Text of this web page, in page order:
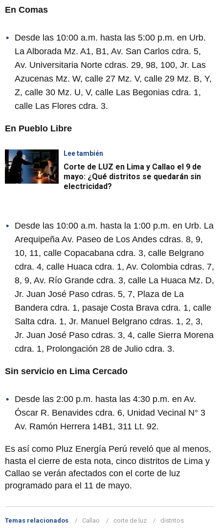
En Comas
Desde las 10:00 a.m. hasta las 5:00 p.m. en Urb.
La Alborada Mz. A1, B1, Av. San Carlos cdra. 5,
Av. Universitaria Norte cdras. 29, 98, 100, Jr. Las
Azucenas Mz. W, calle 27 Mz. V, calle 29 Mz. B, Y,
Z, calle 30 Mz. U, V, calle Las Begonias cdra. 1,
calle Las Flores cdra. 3.
En Pueblo Libre
Lee también
Corte de LUZ en Lima y Callao el 9 de
mayo: ¿Qué distritos se quedarán sin
electricidad?
Desde las 10:00 a.m. hasta la 1:00 p.m. en Urb. La
Arequipeña Av. Paseo de Los Andes cdras. 8, 9,
10, 11, calle Copacabana cdra. 3, calle Belgrano
cdra. 4, calle Huaca cdra. 1, Av. Colombia cdras. 7,
8, 9, Av. Río Grande cdra. 3, calle La Huaca Mz. D,
Jr. Juan José Paso cdras. 5, 7, Plaza de La
Bandera cdra. 1, pasaje Costa Brava cdra. 1, calle
Salta cdra. 1, Jr. Manuel Belgrano cdras. 1, 2, 3,
Jr. Juan José Paso cdras. 3, 4, calle Sierra Morena
cdra. 1, Prolongación 28 de Julio cdra. 3.
Sin servicio en Lima Cercado
Desde las 2:00 p.m. hasta las 4:30 p.m. en Av.
Óscar R. Benavides cdra. 6, Unidad Vecinal N° 3
Av. Ramón Herrera 14B1, 311 Lt. 92.
Es así como Pluz Energía Perú reveló que al menos,
hasta el cierre de esta nota, cinco distritos de Lima y
Callao se verán afectados con el corte de luz
programado para el 11 de mayo.
Temas relacionados Callao corte de luz
distritos